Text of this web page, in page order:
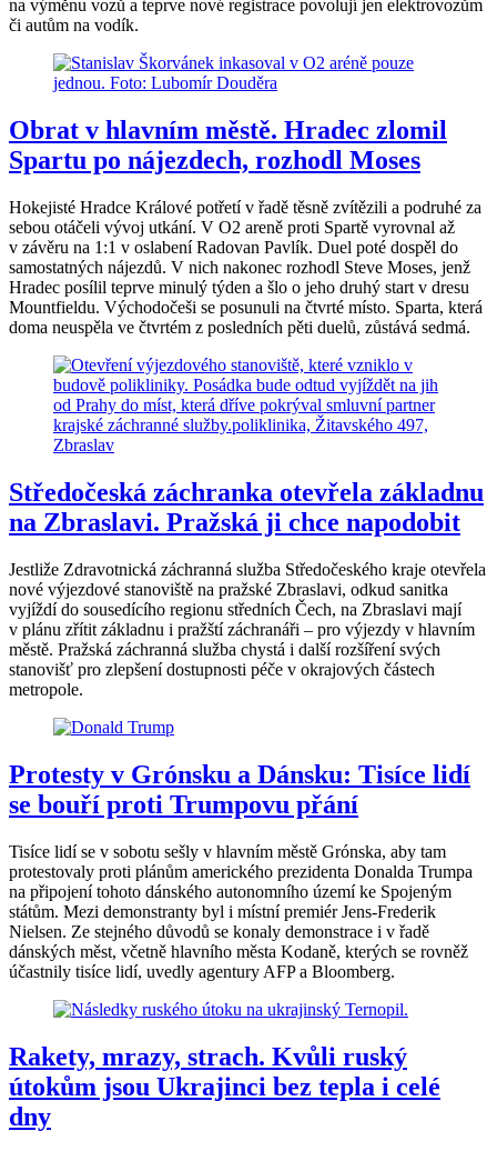
na výměnu vozů a teprve nové registrace povolují jen elektrovozům
či autům na vodík.
Obrat v hlavním městě. Hradec zlomil
Spartu po nájezdech, rozhodl Moses
Hokejisté Hradce Králové potřetí v řadě těsně zvítězili a podruhé za
sebou otáčeli vývoj utkání. V O2 areně proti Spartě vyrovnal až
v závěru na 1:1 v oslabení Radovan Pavlík. Duel poté dospěl do
samostatných nájezdů. V nich nakonec rozhodl Steve Moses, jenž
Hradec posílil teprve minulý týden a šlo o jeho druhý start v dresu
Mountfieldu. Východočeši se posunuli na čtvrté místo. Sparta, která
doma neuspěla ve čtvrtém z posledních pěti duelů, zůstává sedmá.
Středočeská záchranka otevřela základnu
na Zbraslavi. Pražská ji chce napodobit
Jestliže Zdravotnická záchranná služba Středočeského kraje otevřela
nové výjezdové stanoviště na pražské Zbraslavi, odkud sanitka
vyjíždí do sousedícího regionu středních Čech, na Zbraslavi mají
v plánu zřítit základnu i pražští záchranáři – pro výjezdy v hlavním
městě. Pražská záchranná služba chystá i další rozšíření svých
stanovišť pro zlepšení dostupnosti péče v okrajových částech
metropole.
Protesty v Grónsku a Dánsku: Tisíce lidí
se bouří proti Trumpovu přání
Tisíce lidí se v sobotu sešly v hlavním městě Grónska, aby tam
protestovaly proti plánům amerického prezidenta Donalda Trumpa
na připojení tohoto dánského autonomního území ke Spojeným
státům. Mezi demonstranty byl i místní premiér Jens-Frederik
Nielsen. Ze stejného důvodů se konaly demonstrace i v řadě
dánských měst, včetně hlavního města Kodaně, kterých se rovněž
účastnily tisíce lidí, uvedly agentury AFP a Bloomberg.
Rakety, mrazy, strach. Kvůli ruský
útokům jsou Ukrajinci bez tepla i celé
dny